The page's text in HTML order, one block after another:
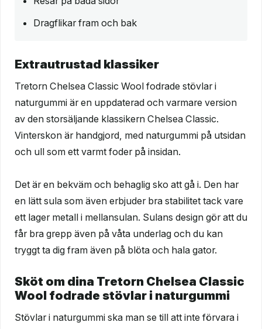
Dragflikar fram och bak
Extrautrustad klassiker
Tretorn Chelsea Classic Wool fodrade stövlar i
naturgummi är en uppdaterad och varmare version
av den storsäljande klassikern Chelsea Classic.
Vinterskon är handgjord, med naturgummi på utsidan
och ull som ett varmt foder på insidan.
Det är en bekväm och behaglig sko att gå i. Den har
en lätt sula som även erbjuder bra stabilitet tack vare
ett lager metall i mellansulan. Sulans design gör att du
får bra grepp även på våta underlag och du kan
tryggt ta dig fram även på blöta och hala gator.
Sköt om dina Tretorn Chelsea Classic
Wool fodrade stövlar i naturgummi
Stövlar i naturgummi ska man se till att inte förvara i